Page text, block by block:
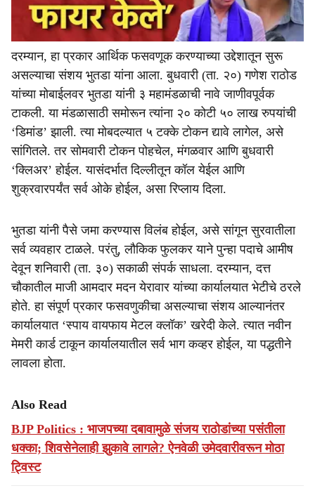
दरम्यान, हा प्रकार आर्थिक फसवणूक करण्याच्या उद्देशातून सुरू
असल्याचा संशय भुतडा यांना आला. बुधवारी (ता. २०) गणेश राठोड
यांच्या मोबाईलवर भुतडा यांनी ३ महामंडळाची नावे जाणीवपूर्वक
टाकली. या मंडळासाठी समोरून त्यांना २० कोटी ५० लाख रुपयांची
‘डिमांड’ झाली. त्या मोबदल्यात ५ टक्के टोकन द्यावे लागेल, असे
सांगितले. तर सोमवारी टोकन पोहचेल, मंगळवार आणि बुधवारी
‘क्लिअर’ होईल. यासंदर्भात दिल्लीतून कॉल येईल आणि
शुक्रवारपर्यंत सर्व ओके होईल, असा रिप्लाय दिला.
भुतडा यांनी पैसे जमा करण्यास विलंब होईल, असे सांगून सुरवातीला
सर्व व्यवहार टाळले. परंतु, लौकिक फुलकर याने पुन्हा पदाचे आमीष
देवून शनिवारी (ता. ३०) सकाळी संपर्क साधला. दरम्यान, दत्त
चौकातील माजी आमदार मदन येरावार यांच्या कार्यालयात भेटीचे ठरले
होते. हा संपूर्ण प्रकार फसवणुकीचा असल्याचा संशय आल्यानंतर
कार्यालयात ‘स्पाय वायफाय मेटल क्लॉक’ खरेदी केले. त्यात नवीन
मेमरी कार्ड टाकून कार्यालयातील सर्व भाग कव्हर होईल, या पद्धतीने
लावला होता.
Also Read
BJP Politics : भाजपच्या दबावामुळे संजय राठोडांच्या पसंतीला
धक्का; शिवसेनेलाही झुकावे लागले? ऐनवेळी उमेदवारीवरून मोठा
ट्विस्ट